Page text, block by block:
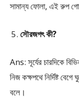
সামান্য ফোলা, এই রুপ
সৌরজগৎ কী?
Ans: সূর্যের চারদিকে
নিজ কক্ষপথে নির্দিষ্ট
বলে।